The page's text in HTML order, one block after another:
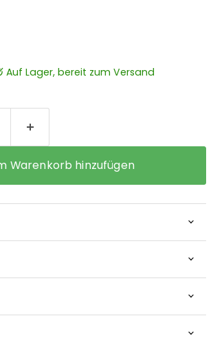
auf Lager, bereit zum Versand
Warenkorb hinzufügen